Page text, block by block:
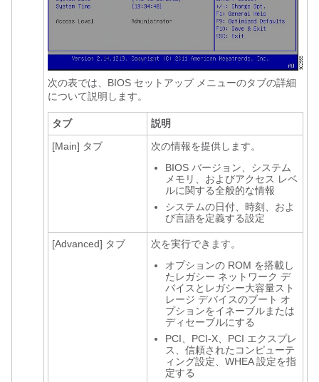
次の表では、BIOS セットアップ メニューのタブの詳細
について説明します。
タブ
説明
[Main] タブ
次の情報を提供します。
BIOS バージョン、システム
メモリ、およびアクセス レベ
ルに関する全般的な情報
システムの日付、時刻、およ
び言語を定義する設定
[Advanced] タブ
次を実行できます。
オプションの ROM を搭載し
たレガシー ネットワーク デ
バイスとレガシー大容量スト
レージ デバイスのブート オ
プションをイネーブルまたは
ディセーブルにする
PCI、PCI-X、PCI エクスプレ
ス、信頼されたコンピューテ
ィング設定、WHEA 設定を指
定する